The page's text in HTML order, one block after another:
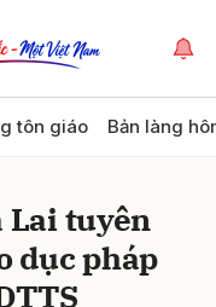
tôn giáo Bản làng
Lai tuyên
dục pháp